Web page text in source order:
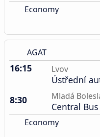
Economy
AGAT
16:15 Lvov
Ústřední
8:30
Mladá
Central
Economy